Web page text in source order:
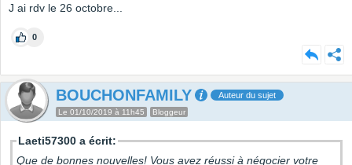
J ai rdv le 26 octobre...
0
BOUCHONFAMILY Auteur du sujet
Le 01/10/2019 à 11h45 Bloggeur
Laeti57300 a écrit:
Que de bonnes nouvelles! Vous avez réussi à négocier votre